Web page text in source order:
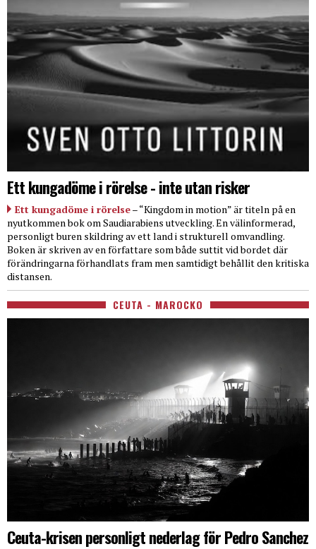
Ett kungadöme i rörelse - inte utan risker
Ett kungadöme i rörelse– “Kingdom in motion” är titeln på en
nyutkommen bok om Saudiarabiens utveckling. En välinformerad,
personligt buren skildring av ett land i strukturell omvandling.
Boken är skriven av en författare som både suttit vid bordet där
förändringarna förhandlats fram men samtidigt behållit den kritiska
distansen.
CEUTA - MAROCKO
Ceuta-krisen personligt nederlag för Pedro Sanchez